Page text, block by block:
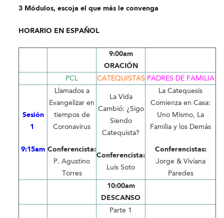
3 Módulos, escoja el que más le convenga
HORARIO EN ESPAÑOL
9:00am
ORACIÓN
PCL
CATEQUISTAS PADRES DE FAMILIA
Sesión
1
9:15am
Llamados a
Evangelizar en
tiempos de
Coronavirus
Conferencista:
P. Agustino
Torres
La Vida
Cambió: ¿Sigo
Siendo
Catequista?
Conferencista:
Luis Soto
La Catequesis
Comienza en Casa:
Uno Mismo, La
Familia y los Demás
Conferencistas:
Jorge & Viviana
Paredes
10:00am
DESCANSO
Parte 1